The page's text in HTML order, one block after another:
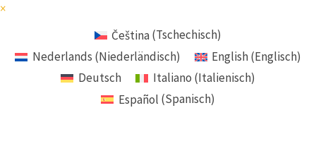
×
Čeština(Tschechisch)
Nederlands (Niederländisch) English(Englisch)
Deutsch
Italiano (Italienisch)
Español (Spanisch)